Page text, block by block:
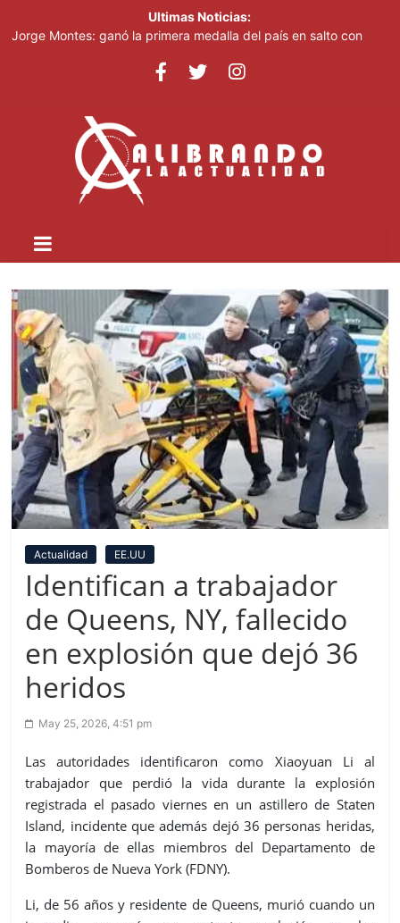
Ultimas Noticias:
Jorge Montes: ganó la primera medalla del país en salto con
Jenny Blanco reafirma su conexión con la diáspora como
presentadora de la Gran Parada Dominicana de Manhattan
El terremoto en Colombia deja al menos 111 muertos y 87
heridos, según el presidente
Entre escombros, una madre busca a su hijo tras el terremoto
que sacudió a Colombia
Actualidad EE.UU
Identifican a trabajador
de Queens, NY, fallecido
en explosión que dejó 36
heridos
May 25, 2026, 4:51 pm
Las autoridades identificaron como Xiaoyuan Li al
trabajador que perdió la vida durante la explosión
registrada el pasado viernes en un astillero de Staten
Island, incidente que además dejó 36 personas heridas,
la mayoría de ellas miembros del Departamento de
Bomberos de Nueva York (FDNY).
Li, de 56 años y residente de Queens, murió cuando un